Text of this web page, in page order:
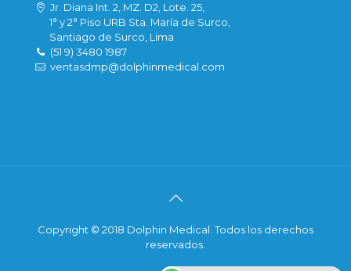
Jr. Diana Int. 2, MZ. D2, Lote. 25,
1° y 2° Piso URB Sta. María de Surco,
Santiago de Surco, Lima
(51 9) 3480 1987
ventasdmp@dolphinmedical.com
Copyright © 2018 Dolphin Medical. Todos los derechos
reservados.